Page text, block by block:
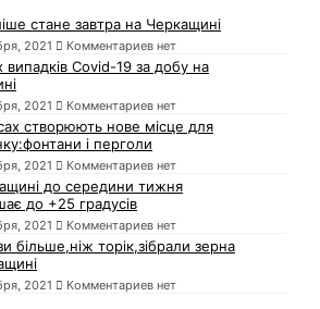
стане завтра на Черкащині
2021 Комментариев нет
випадків Covid-19 за добу на
2021 Комментариев нет
створюють нове місце для
і перголи
2021 Комментариев нет
до середини тижня
до +25 градусів
2021 Комментариев нет
більше,ніж торік,зібрали зерна
2021 Комментариев нет